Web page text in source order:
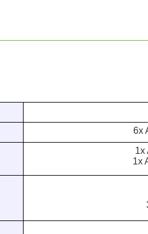
6x
1x
1x